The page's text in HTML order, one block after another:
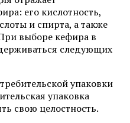
его кислотность,
и спирта, а также
выборе кефира в
следующих
упаковки
упаковка
свою целостность.